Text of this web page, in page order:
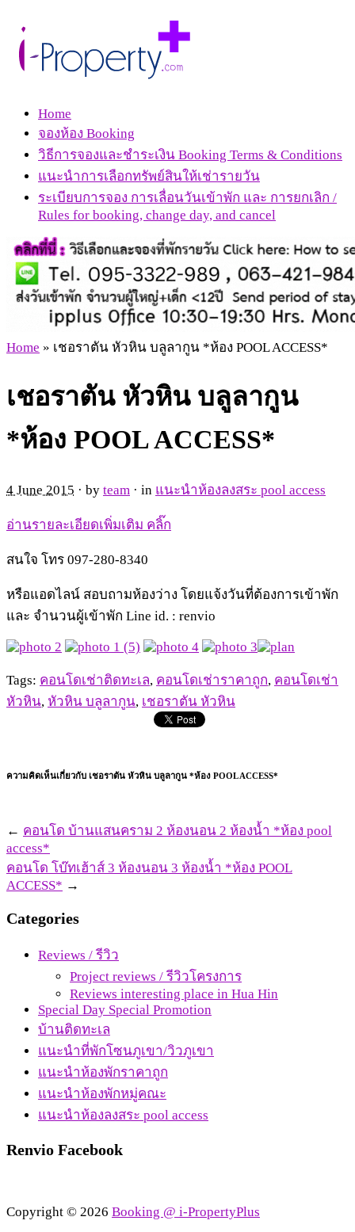
Home
จองห้อง Booking
วิธีการจองและชำระเงิน Booking Terms & Conditions
แนะนำการเลือกทรัพย์สินให้เช่ารายวัน
ระเบียบการจอง การเลื่อนวันเข้าพัก และ การยกเลิก /
Rules for booking, change day, and cancel
Home » เชอราตัน หัวหิน บลูลากูน *ห้อง POOL ACCESS*
เชอราตัน หัวหิน บลูลากูน
*ห้อง POOL ACCESS*
4 June 2015 · by team · in แนะนำห้องลงสระ pool access
อ่านรายละเอียดเพิ่มเติม คลิ๊ก
สนใจ โทร 097-280-8340
หรือแอดไลน์ สอบถามห้องว่าง โดยแจ้งวันที่ต้องการเข้าพัก
และ จำนวนผู้เข้าพัก Line id. : renvio
Tags: คอนโดเช่าติดทะเล, คอนโดเช่าราคาถูก, คอนโดเช่า
หัวหิน, หัวหิน บลูลากูน, เชอราตัน หัวหิน
ความคิดเห็นเกี่ยวกับ เชอราตัน หัวหิน บลูลากูน *ห้อง POOL ACCESS*
← คอนโด บ้านแสนคราม 2 ห้องนอน 2 ห้องน้ำ *ห้อง pool
access*
คอนโด โบ๊ทเฮ้าส์ 3 ห้องนอน 3 ห้องน้ำ *ห้อง POOL
ACCESS* →
Categories
Reviews / รีวิว
Project reviews / รีวิวโครงการ
Reviews interesting place in Hua Hin
Special Day Special Promotion
บ้านติดทะเล
แนะนำที่พักโซนภูเขา/วิวภูเขา
แนะนำห้องพักราคาถูก
แนะนำห้องพักหมู่คณะ
แนะนำห้องลงสระ pool access
Renvio Facebook
Copyright © 2026 Booking @ i-PropertyPlus